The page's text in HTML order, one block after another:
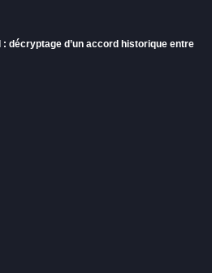
: décryptage d’un accord historique entre